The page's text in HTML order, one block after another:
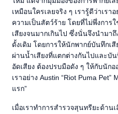
เหมือนใครเลยจริง ๆ เรารู้ดีว่าเรา
ความเป็นสัตว์ร้าย โดยที่ไม่พึ่งการ
เสียงจนมากเกินไป ซึ่งนั่นจึงนำมา
ดั้งเดิม โดยการให้นักพากย์บันทึกเ
ผ่านน้ำเสียงที่แตกต่างกันไปและบั
อัดเสียง ต้องปรบมือดัง ๆ ให้กับนัก
เราอย่าง Austin “Riot Puma
แรก”
เมื่อเราทำการสำรวจสุนทรียะด้าน